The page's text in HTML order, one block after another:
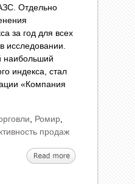
Отдельно
за год для всех
исследовании.
наибольший
индекса, стал
«Компания
Ромир
продаж